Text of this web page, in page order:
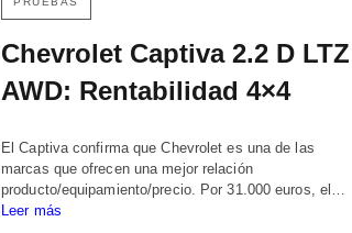
Chevrolet Captiva 2.2 D LTZ
AWD: Rentabilidad 4×4
El Captiva confirma que Chevrolet es una de las
marcas que ofrecen una mejor relación
producto/equipamiento/precio. Por 31.000 euros, el…
Leer más